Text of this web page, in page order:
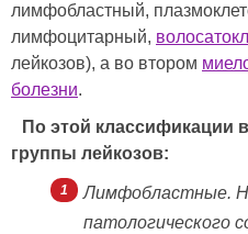
лимфобластный,
лимфоцитарный,
лейкозов), а во втором
болезни.
По этой
группы лейкозов:
Лимфобластные.
патологического